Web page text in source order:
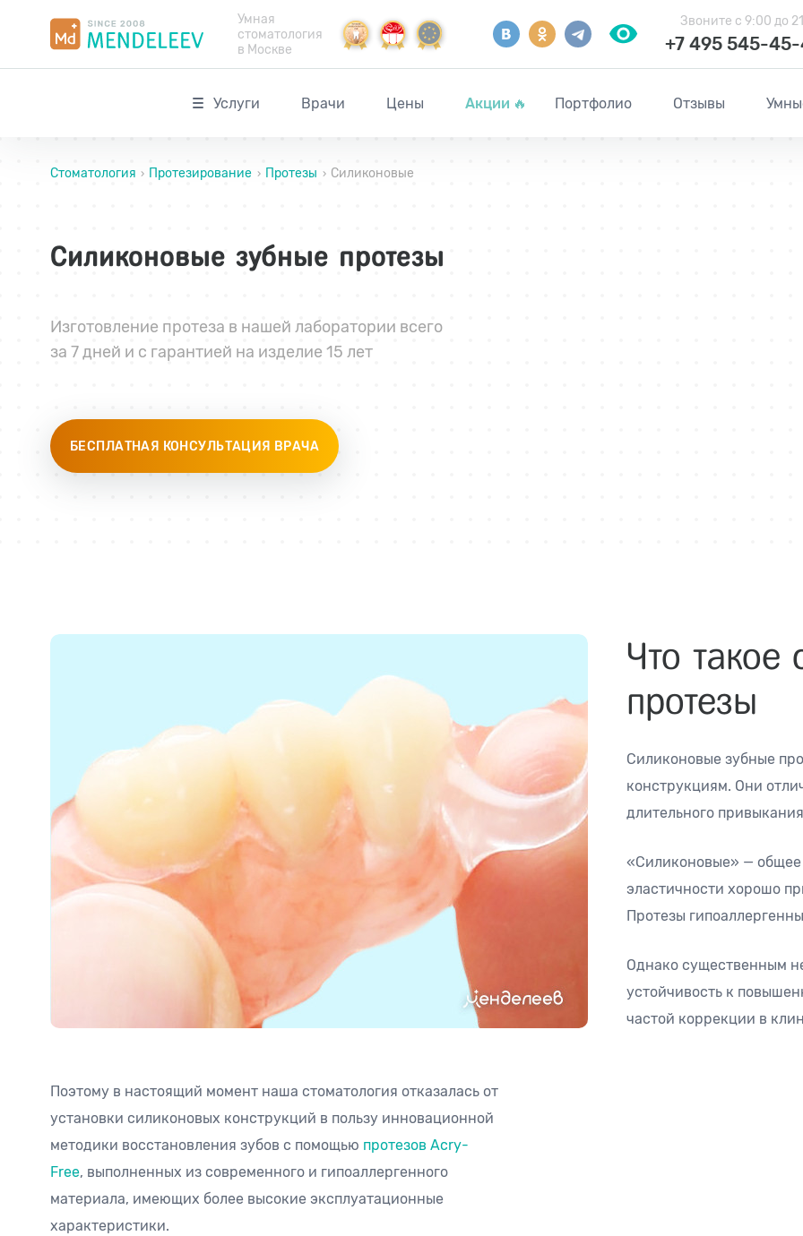
Умная
стоматология
в Москве
Звоните с 9:00 до
+7 495 545-
Услуги Врачи Цены Акции 🔥 Портфолио Отзывы
Стоматология › Протезирование › Протезы › Силиконовые
Силиконовые зубные протезы
Изготовление протеза в нашей лаборатории всего
за 7 дней и с гарантией на изделие 15 лет
БЕСПЛАТНАЯ КОНСУЛЬТАЦИЯ ВРАЧА
Что такое
протезы
Силиконовые зубные
конструкциям. Они
длительного
«Силиконовые» — общее
эластичности хорошо
Протезы
Однако существенным
устойчивость к
частой коррекции в
Поэтому в настоящий момент наша стоматология отказалась от
установки силиконовых конструкций в пользу инновационной
методики восстановления зубов с помощью протезов Acry-
Free, выполненных из современного и гипоаллергенного
материала, имеющих более высокие эксплуатационные
характеристики.